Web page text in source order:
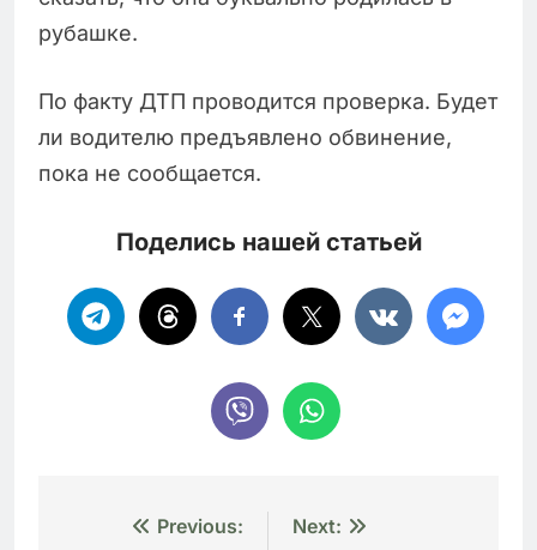
рубашке.
По факту ДТП проводится проверка. Будет
ли водителю предъявлено обвинение,
пока не сообщается.
Поделись нашей статьей
Навигация
Previous:
Next: